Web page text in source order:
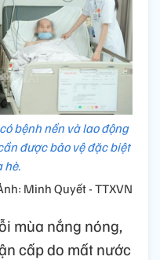
bệnh nền và lao động
được bảo vệ đặc biệt
hè.
Minh Quyết - TTXVN
mùa nắng nóng,
cấp do mất nước